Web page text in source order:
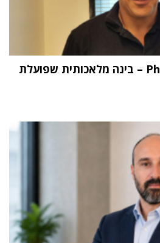
"העתיד הוא Physical AI – בינה מלאכותית שפועלת